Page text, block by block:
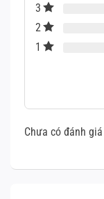
3
2
1
Chưa có đánh